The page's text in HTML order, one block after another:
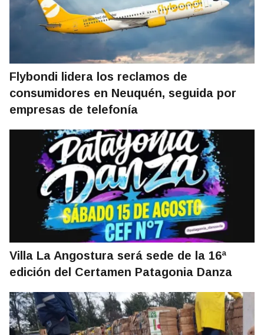
Flybondi lidera los reclamos de
consumidores en Neuquén, seguida por
empresas de telefonía
Villa La Angostura será sede de la 16ª
edición del Certamen Patagonia Danza